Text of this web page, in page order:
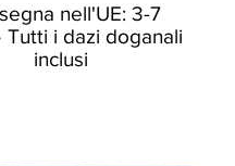
nell'UE: 3-7
Tutti i dazi doganali
inclusi